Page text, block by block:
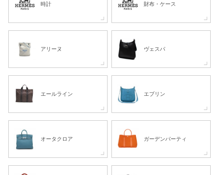
時計 財布・ケース
アリーヌ ヴェスパ
エールライン エブリン
オータクロア ガーデンパーティ